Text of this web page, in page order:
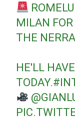
MILAN
THE
HE'LL
TODAY.